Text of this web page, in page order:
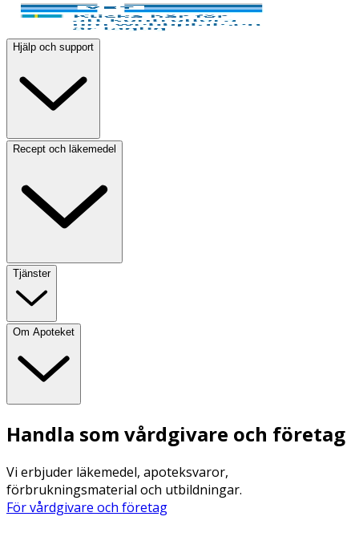
Hjälp och support
Recept och läkemedel
Tjänster
Om Apoteket
Handla som vårdgivare och företag
Vi erbjuder läkemedel, apoteksvaror,
förbrukningsmaterial och utbildningar.
För vårdgivare och företag